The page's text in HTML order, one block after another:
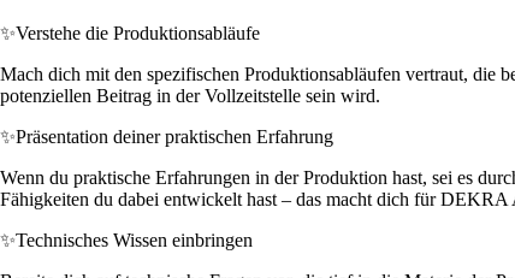
✨Verstehe die Produktionsabläufe
Mach dich mit den spezifischen Produktionsabläufen vertraut, die
potenziellen Beitrag in der Vollzeitstelle sein wird.
✨Präsentation deiner praktischen Erfahrung
Wenn du praktische Erfahrungen in der Produktion hast, sei es
Fähigkeiten du dabei entwickelt hast – das macht dich für
✨Technisches Wissen einbringen